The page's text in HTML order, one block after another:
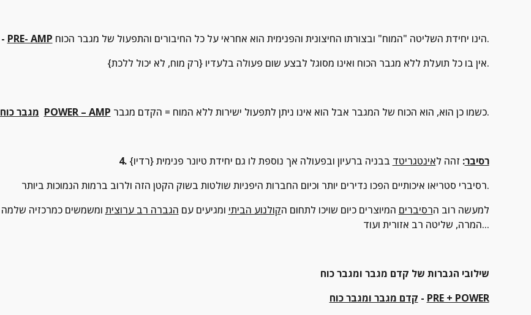
- PRE- AMP
הינו יחידת השליטה "המוח" ובצורתו החיצונית והפנימית הוא אחראי על כל החיבורים והתפעול של מגבר הכוח.
אין בו כל תועלת ללא מגבר הכוח ואינו מסוגל לבצע שום פעולה בלעדיו {רק מוח, לא יכול ללכת}.
מגבר כוח POWER – AMP כשמו כן הוא, הוא הכוח של המגבר אבל הוא אינו ניתן לתפעול ישירות ללא המוח = הקדם מגבר.
4. רסיבר: זהה לאינטגריטד בבניה ברעיון ובפעולה אך נוספת לו גם יחידת טיונר פנימית {רדיו}
רסיברי סטריאו איכותיים הפכו נדירים יותר וכיום החברות היפניות שולטות בשוק הקטן הזה ולרוב ברמות הנמוכות ביותר.
למעשה רוב הרסיברים המיוצרים כיום שויכו לתחום הקולנוע הביתי ומגיעים עם הגברה רב ערוצית
המרה, שליטה רב אזורית ועוד...
שילובי הגברות של קדם מגבר ומגבר כוח
קדם מגבר ומגבר כוח - PRE + POWER